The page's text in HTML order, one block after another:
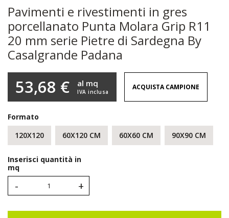
Pavimenti e rivestimenti in gres
porcellanato Punta Molara Grip R11
20 mm serie Pietre di Sardegna By
Casalgrande Padana
53,68 € IVA inclusa
al mq ACQUISTA CAMPIONE
Formato
120X120
60X120 CM 60X60 CM 90X90 CM
Inserisci quantità in
mq
- +